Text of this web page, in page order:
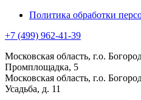
Политика обработки
+7 (499) 962-41-39
Московская область, г.о.
Промплощадка, 5
Московская область, г.о.
Усадьба, д. 11